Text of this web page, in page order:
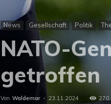
News Gesellschaft Politik
NATO-
getroffen
Von Waldemar - 23.11.2024 270